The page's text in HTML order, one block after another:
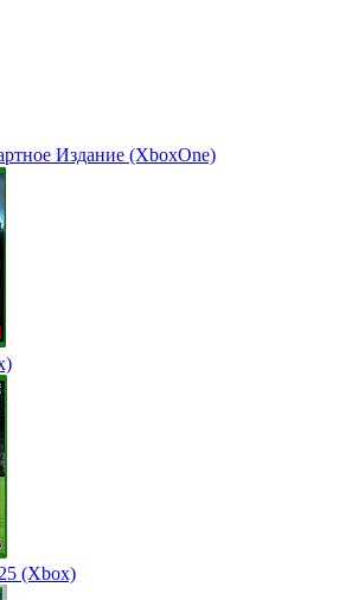
Издание (XboxOne)
(Xbox)